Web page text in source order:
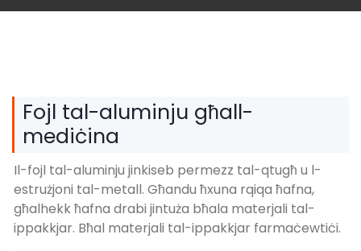
Fojl tal-aluminju għall-
mediċina
Il-fojl tal-aluminju jinkiseb permezz tal-qtugħ u l-
estrużjoni tal-metall. Għandu ħxuna rqiqa ħafna,
għalhekk ħafna drabi jintuża bħala materjali tal-
ippakkjar. Bħal materjali tal-ippakkjar farmaċewtiċi.